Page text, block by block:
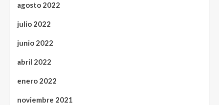
agosto 2022
julio 2022
junio 2022
abril 2022
enero 2022
noviembre 2021